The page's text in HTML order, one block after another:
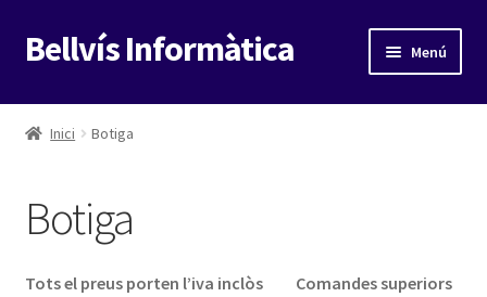
Salta
a
Vés
al
Bellvís Informàtica Menú
Pàgina d'inici
Carret
Compte
Inici Botiga
Botiga
Tots el preus porten l’iva inclòs Comandes superiors